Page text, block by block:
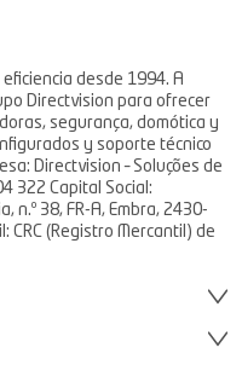
desde 1994. A
Directvision para ofrecer
segurança, domótica y
y soporte técnico
Directvision – Soluções de
322 Capital Social:
n.º 38, FR-A, Embra, 2430-
CRC (Registro Mercantil) de